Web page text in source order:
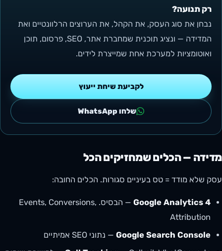
רק תנועה?
נבחן את סוג העסק, את הקהל, את הערוצים הרלוונטיים ואת
המדידה — ונציג תוכנית שמחברת אתר, SEO, פרסום, תוכן
ואוטומציות למערכת אחת שמייצרת לידים.
לקביעת שיחת ייעוץ
שלחו WhatsApp
מדידה — הכלים שמחזיקים הכל
עסק שלא מודד = טס בעיניים סגורות. הכלים החובה:
Google Analytics 4
— הבסיס. Events, Conversions,
Attribution
Google Search Console — נתוני SEO אמיתיים